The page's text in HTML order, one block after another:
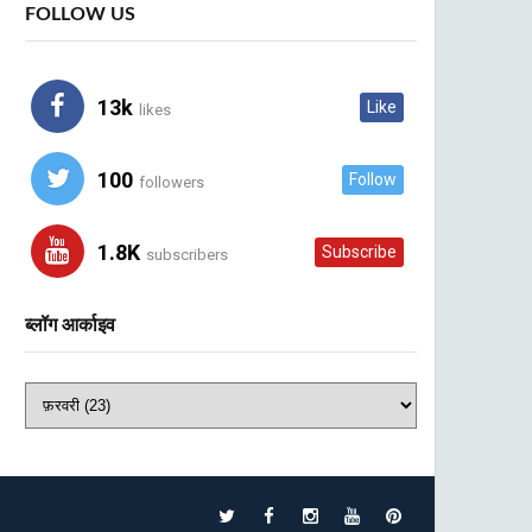
FOLLOW US
13k likes Like
100 followers Follow
1.8K subscribers Subscribe
ब्लॉग आर्काइव